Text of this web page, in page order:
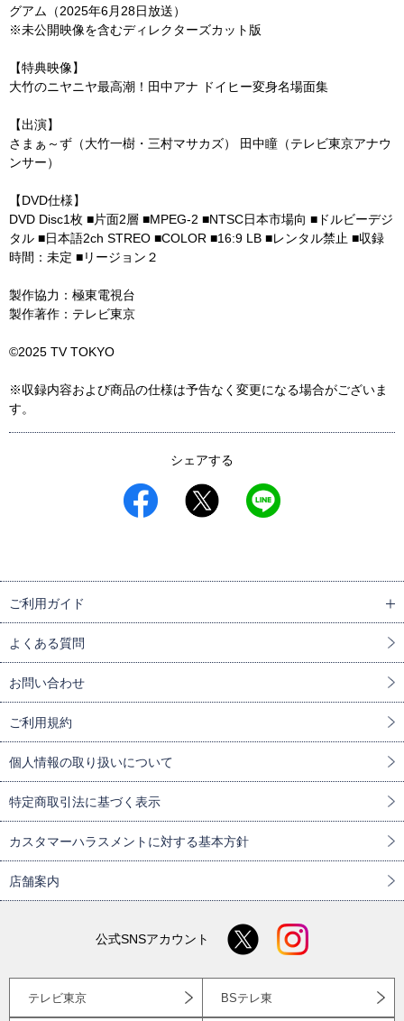
グアム（2025年6月28日放送）
※未公開映像を含むディレクターズカット版
【特典映像】
大竹のニヤニヤ最高潮！田中アナ ドイヒー変身名場面集
【出演】
さまぁ～ず（大竹一樹・三村マサカズ） 田中瞳（テレビ東京アナウ
ンサー）
【DVD仕様】
DVD Disc1枚 ■片面2層 ■MPEG-2 ■NTSC日本市場向 ■ドルビーデジ
タル ■日本語2ch STREO ■COLOR ■16:9 LB ■レンタル禁止 ■収録
時間：未定 ■リージョン２
製作協力：極東電視台
製作著作：テレビ東京
©2025 TV TOKYO
※収録内容および商品の仕様は予告なく変更になる場合がございま
す。
シェアする
ご利用ガイド
よくある質問
お問い合わせ
ご利用規約
個人情報の取り扱いについて
特定商取引法に基づく表示
カスタマーハラスメントに対する基本方針
店舗案内
公式SNSアカウント
テレビ東京 BSテレ東